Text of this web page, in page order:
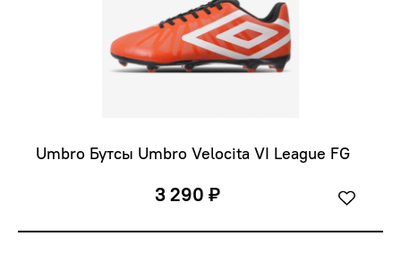
Umbro Бутсы Umbro Velocita VI League FG
3 290 ₽